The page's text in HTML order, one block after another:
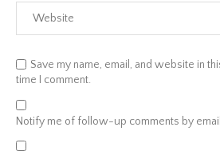
Save my name, email, and website in
time I comment.
Notify me of follow-up comments by